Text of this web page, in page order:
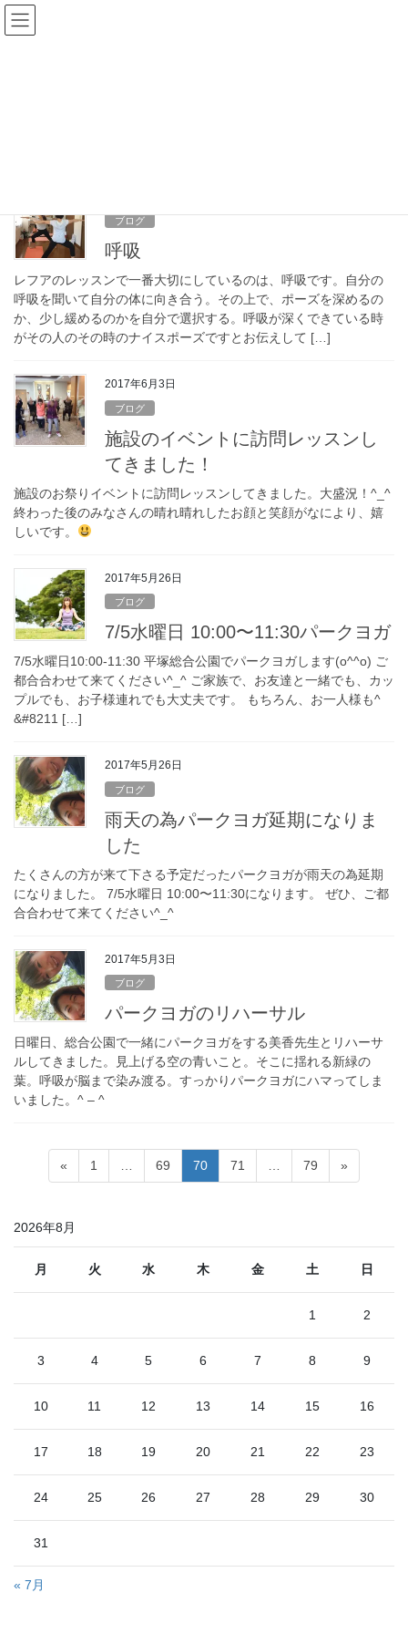
コ
ン
ナ
ビ
ブログ
呼吸
レフアのレッスンで一番大切にしているのは、呼吸です。自分の
呼吸を聞いて自分の体に向き合う。その上で、ポーズを深めるの
か、少し緩めるのかを自分で選択する。呼吸が深くできている時
がその人のその時のナイスポーズですとお伝えして […]
2017年6月3日
ブログ
施設のイベントに訪問レッスンし
てきました！
施設のお祭りイベントに訪問レッスンしてきました。大盛況！^_^
終わった後のみなさんの晴れ晴れしたお顔と笑顔がなにより、嬉
しいです。
2017年5月26日
ブログ
7/5水曜日 10:00〜11:30パークヨガ
7/5水曜日10:00-11:30 平塚総合公園でパークヨガします(o^^o) ご
都合合わせて来てください^_^ ご家族で、お友達と一緒でも、カッ
プルでも、お子様連れでも大丈夫です。 もちろん、お一人様も^
&#8211 […]
2017年5月26日
ブログ
雨天の為パークヨガ延期になりま
した
たくさんの方が来て下さる予定だったパークヨガが雨天の為延期
になりました。 7/5水曜日 10:00〜11:30になります。 ぜひ、ご都
合合わせて来てください^_^
2017年5月3日
ブログ
パークヨガのリハーサル
日曜日、総合公園で一緒にパークヨガをする美香先生とリハーサ
ルしてきました。見上げる空の青いこと。そこに揺れる新緑の
葉。呼吸が脳まで染み渡る。すっかりパークヨガにハマってしま
いました。^ – ^
ペ
ー
ジ
«
固
定
ジ
1 …
固
定
ジ
69
固
定
ジ
70
固
定
ジ
71 …
固
定
ジ
79 »
2026年8月
月 火 水 木 金 土 日
1 2
3 4 5 6 7 8 9
10 11 12 13 14 15 16
17 18 19 20 21 22 23
24 25 26 27 28 29 30
31
« 7月